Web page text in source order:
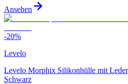
Ansehen
-20%
Levelo
Levelo Morphix Silikonhülle mit
Schwarz